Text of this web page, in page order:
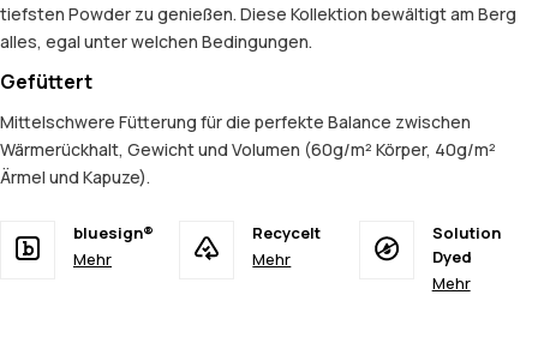
tiefsten Powder zu genießen. Diese Kollektion bewältigt am Berg
alles, egal unter welchen Bedingungen.
Gefüttert
Mittelschwere Fütterung für die perfekte Balance zwischen
Wärmerückhalt, Gewicht und Volumen (60g/m² Körper, 40g/m²
Ärmel und Kapuze).
bluesign®
Mehr
Recycelt
Mehr
Solution
Dyed
Mehr